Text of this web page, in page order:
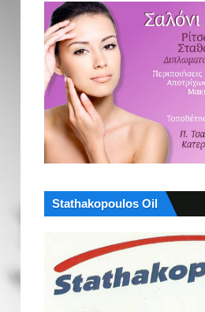
Stathakopoulos Oil